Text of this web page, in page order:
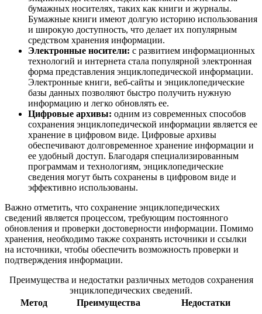
бумажных носителях, таких как книги и журналы.
Бумажные книги имеют долгую историю использования
и широкую доступность, что делает их популярным
средством хранения информации.
Электронные носители: с развитием информационных
технологий и интернета стала популярной электронная
форма представления энциклопедической информации.
Электронные книги, веб-сайты и энциклопедические
базы данных позволяют быстро получить нужную
информацию и легко обновлять ее.
Цифровые архивы: одним из современных способов
сохранения энциклопедической информации является ее
хранение в цифровом виде. Цифровые архивы
обеспечивают долговременное хранение информации и
ее удобный доступ. Благодаря специализированным
программам и технологиям, энциклопедические
сведения могут быть сохранены в цифровом виде и
эффективно использованы.
Важно отметить, что сохранение энциклопедических
сведений является процессом, требующим постоянного
обновления и проверки достоверности информации. Помимо
хранения, необходимо также сохранять источники и ссылки
на источники, чтобы обеспечить возможность проверки и
подтверждения информации.
Преимущества и недостатки различных методов сохранения
энциклопедических сведений.
Метод
Преимущества Недостатки